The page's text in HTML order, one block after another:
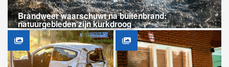
Brandweer waarschuwt na buitenbrand:
natuurgebieden zijn kurkdroog